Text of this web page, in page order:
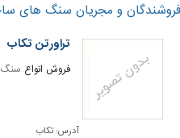
فروشندگان و مجریان سنگ های
تراورتن تکاب
فروش انواع سنگ
آدرس: تکاب